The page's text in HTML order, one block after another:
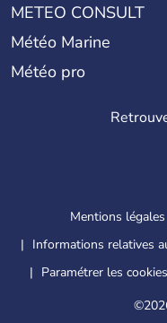
METEO CONSULT
Météo Marine
Météo pro
Mentions légales
Informations relatives
Paramétrer les cookies
©